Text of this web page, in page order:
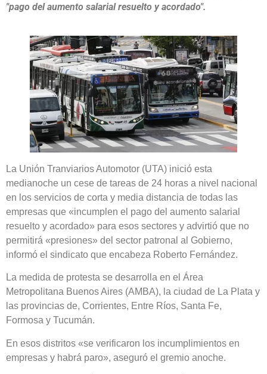
"pago del aumento salarial resuelto y acordado".
La Unión Tranviarios Automotor (UTA) inició esta
medianoche un cese de tareas de 24 horas a nivel nacional
en los servicios de corta y media distancia de todas las
empresas que «incumplen el pago del aumento salarial
resuelto y acordado» para esos sectores y advirtió que no
permitirá «presiones» del sector patronal al Gobierno,
informó el sindicato que encabeza Roberto Fernández.
La medida de protesta se desarrolla en el Área
Metropolitana Buenos Aires (AMBA), la ciudad de La Plata y
las provincias de, Corrientes, Entre Ríos, Santa Fe,
Formosa y Tucumán.
En esos distritos «se verificaron los incumplimientos en
empresas y habrá paro», aseguró el gremio anoche.